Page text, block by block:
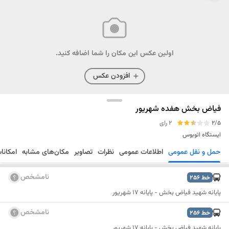
اولین عکس این مکان را شما اضافه کنید.
افزودن عکس
فیاض بخش هفده شهریور
2/5
2 رای
ایستگاه اتوبوس
مسیریابی ذخیره ارسال حمل و نقل عمومی اطلاعات عمومی نظرات تصاویر مکان‌های مشابه
خط256 نامشخص
پایانه شهید فیاض بخش - پایانه 17 شهریور
خط256 نامشخص